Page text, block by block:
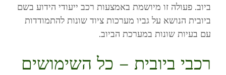
ביוב. פעולה זו מיושמת באמצעות רכב ייעודי הידוע בשם
ביובית הנושא על גביו מערכות ציוד שונות להתמודדות
עם בעיות שונות במערכת הביוב.
רכבי ביובית – כל השימושים